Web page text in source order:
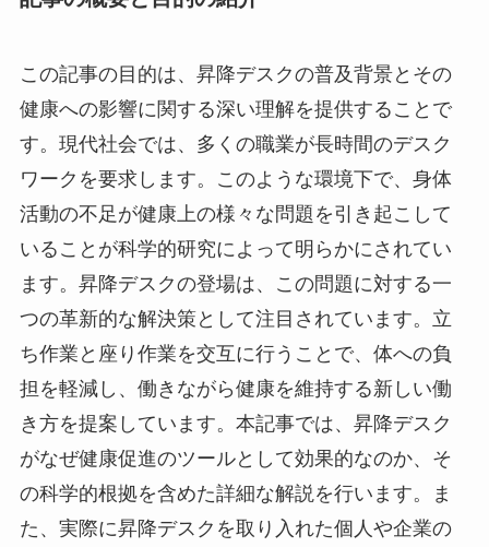
この記事の目的は、昇降デスクの普及背景とその
健康への影響に関する深い理解を提供することで
す。現代社会では、多くの職業が長時間のデスク
ワークを要求します。このような環境下で、身体
活動の不足が健康上の様々な問題を引き起こして
いることが科学的研究によって明らかにされてい
ます。昇降デスクの登場は、この問題に対する一
つの革新的な解決策として注目されています。立
ち作業と座り作業を交互に行うことで、体への負
担を軽減し、働きながら健康を維持する新しい働
き方を提案しています。本記事では、昇降デスク
がなぜ健康促進のツールとして効果的なのか、そ
の科学的根拠を含めた詳細な解説を行います。ま
た、実際に昇降デスクを取り入れた個人や企業の